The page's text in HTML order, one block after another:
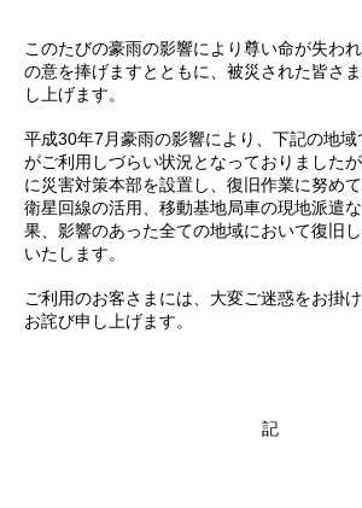
このたびの豪雨の影響により尊い命が失わ
の意を捧げますとともに、被災された皆さ
し上げます。
平成30年7月豪雨の影響により、下記の地域
がご利用しづらい状況となっておりました
に災害対策本部を設置し、復旧作業に努め
衛星回線の活用、移動基地局車の現地派遣
果、影響のあった全ての地域において復旧
いたします。
ご利用のお客さまには、大変ご迷惑をお掛
お詫び申し上げます。
記